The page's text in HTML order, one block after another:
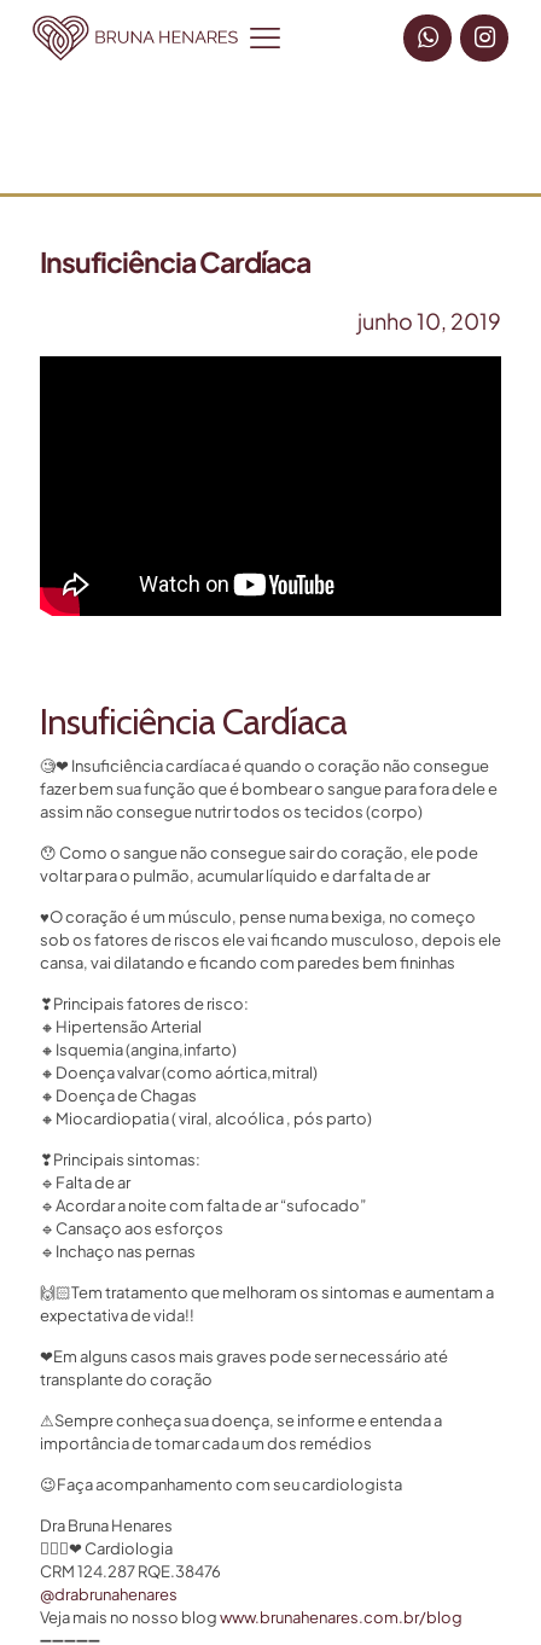
Insuficiência Cardíaca
junho 10, 2019
Insuficiência Cardíaca
🧐❤ Insuficiência cardíaca é quando o coração não consegue
fazer bem sua função que é bombear o sangue para fora dele e
assim não consegue nutrir todos os tecidos (corpo)
😯 Como o sangue não consegue sair do coração, ele pode
voltar para o pulmão, acumular líquido e dar falta de ar
♥O coração é um músculo, pense numa bexiga, no começo
sob os fatores de riscos ele vai ficando musculoso, depois ele
cansa, vai dilatando e ficando com paredes bem fininhas
❣Principais fatores de risco:
🔸Hipertensão Arterial
🔸Isquemia (angina,infarto)
🔸Doença valvar (como aórtica,mitral)
🔸Doença de Chagas
🔸Miocardiopatia ( viral, alcoólica , pós parto)
❣Principais sintomas:
🔹Falta de ar
🔹Acordar a noite com falta de ar “sufocado”
🔹Cansaço aos esforços
🔹Inchaço nas pernas
🙌🏻Tem tratamento que melhoram os sintomas e aumentam a
expectativa de vida!!
❤Em alguns casos mais graves pode ser necessário até
transplante do coração
⚠Sempre conheça sua doença, se informe e entenda a
importância de tomar cada um dos remédios
😉Faça acompanhamento com seu cardiologista
Dra Bruna Henares
👩🏻‍⚕❤ Cardiologia
CRM 124.287 RQE.38476
@drabrunahenares
Veja mais no nosso blogwww.brunahenares.com.br/blog
➖➖➖➖➖